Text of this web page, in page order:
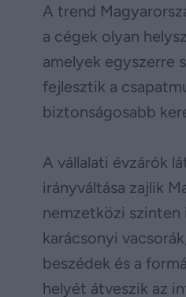
A trend
a cégek olyan
amelyek egyszerre
fejlesztik a
biztonságosabb
A vállalati évzárók
irányváltása zajlik
nemzetközi szinten
karácsonyi
beszédek és a
helyét átveszik az